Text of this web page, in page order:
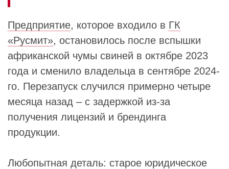
Предприятие, которое входило в ГК
«Русмит», остановилось после вспышки
африканской чумы свиней в октябре 2023
года и сменило владельца в сентябре 2024-
го. Перезапуск случился примерно четыре
месяца назад – с задержкой из-за
получения лицензий и брендинга
продукции.
Любопытная деталь: старое юридическое